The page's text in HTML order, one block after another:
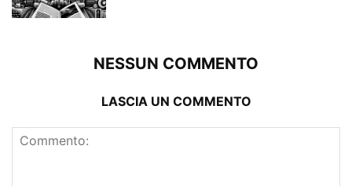
NESSUN COMMENTO
LASCIA UN COMMENTO